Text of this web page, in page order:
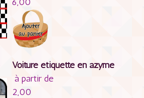
Voiture étiquette en azyme
à partir de
2,00